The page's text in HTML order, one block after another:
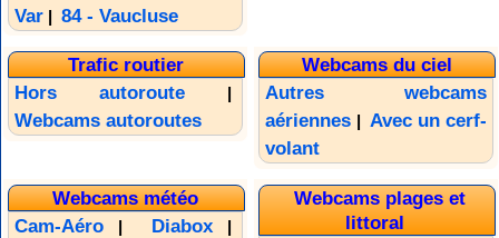
Var| 84 - Vaucluse
Trafic routier
Hors autoroute
Webcams autoroutes
Webcams du ciel
Autres webcams
aériennes
Avec un cerf-
volant
Webcams météo
Cam-Aéro| Diabox|
Webcams plages et
littoral